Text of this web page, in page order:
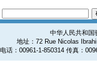
中华人民共和国
地址：72 Rue Nicolas
电话：00961-1-850314 传真：